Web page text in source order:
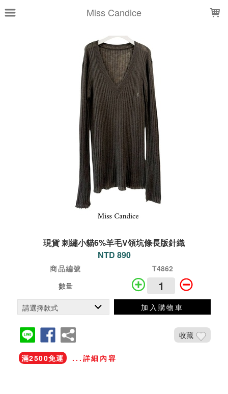
Miss Candice
現貨 刺繡小貓6%羊毛V領坑條長版針織
NTD 890
商品編號
T4862
數量
加入購物車
收藏
滿2500免運 ...詳細內容